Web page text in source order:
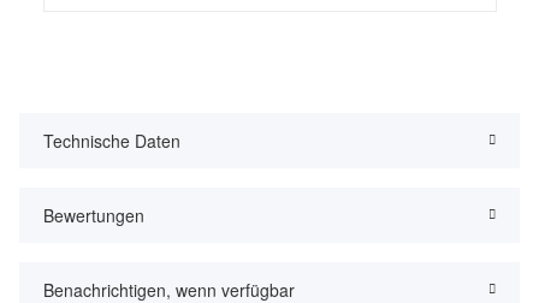
Technische Daten
Bewertungen
Benachrichtigen, wenn verfügbar